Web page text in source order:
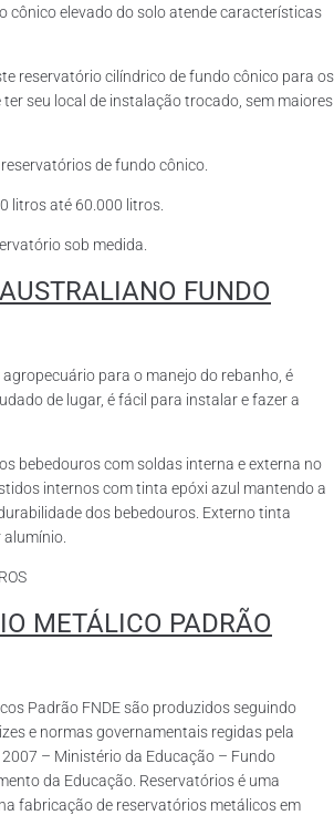
cônico elevado do solo atende características
reservatório cilíndrico de fundo cônico para os
ter seu local de instalação trocado, sem maiores
de fundo cônico.
litros até 60.000 litros.
sob medida.
FUNDO
para o manejo do rebanho, é
de lugar, é fácil para instalar e fazer a
bebedouros com soldas interna e externa no
internos com tinta epóxi azul mantendo a
dos bebedouros. Externo tinta
METÁLICO PADRÃO
Padrão FNDE são produzidos seguindo
e normas governamentais regidas pela
2007 – Ministério da Educação – Fundo
da Educação. Reservatórios é uma
fabricação de reservatórios metálicos em